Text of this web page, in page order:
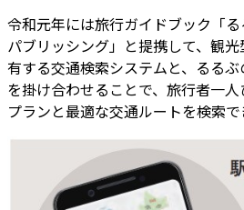
令和元年には旅行ガイドブック「
パブリッシング」と提携して、観
有する交通検索システムと、るる
を掛け合わせることで、旅行者一
プランと最適な交通ルートを検索で